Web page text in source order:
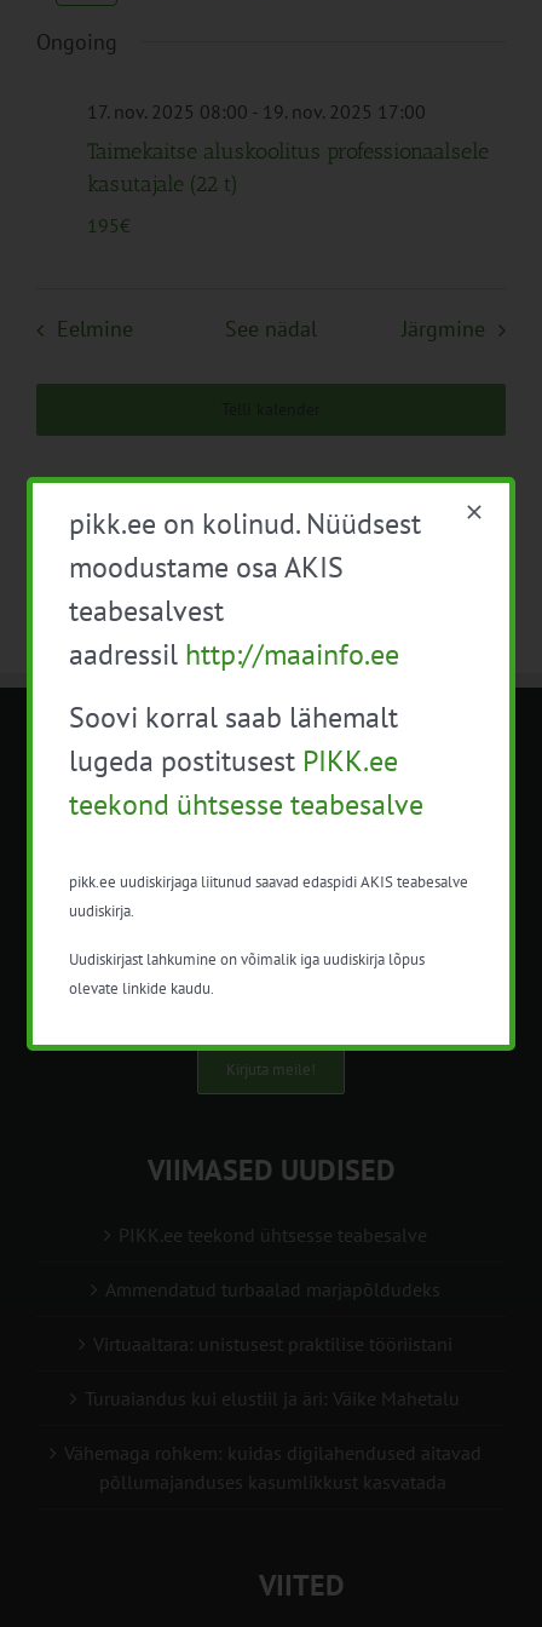
Ongoing
17. nov. 2025 08:00 - 19. nov. 2025 17:00
Taimekaitse aluskoolitus professionaalsele
kasutajale (22 t)
195€
Eelmine See nädal Järgmine
METK NÕUANDETEENISTUS
Nõuandeteenistuse nimetuse alt
nõustamisteenuseid.
info@pikk.ee
Kirjuta meile!
VIIMASED UUDISED
PIKK.ee teekond ühtsesse teabesalve
Ammendatud turbaalad marjapõldudeks
Virtuaaltara: unistusest praktilise tööriistani
Turuaiandus kui elustiil ja äri: Väike Mahetalu
Vähemaga rohkem: kuidas digilahendused aitavad
põllumajanduses kasumlikkust kasvatada
VIITED
pikk.ee on kolinud. Nüüdsest
moodustame osa AKIS
teabesalvest
aadressil http://maainfo.ee
Soovi korral saab lähemalt
lugeda postitusest PIKK.ee
teekond ühtsesse teabesalve
pikk.ee uudiskirjaga liitunud saavad edaspidi AKIS teabesalve
uudiskirja.
Uudiskirjast lahkumine on võimalik iga uudiskirja lõpus
olevate linkide kaudu.